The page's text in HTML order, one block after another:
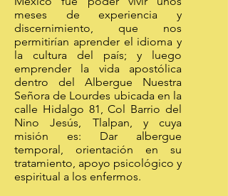
meses de experiencia y
discernimiento, que nos
permitirían aprender el idioma y
la cultura del país; y luego
emprender la vida apostólica
dentro del Albergue Nuestra
Señora de Lourdes ubicada en la
calle Hidalgo 81, Col Barrio del
Nino Jesús, Tlalpan, y cuya
misión es: Dar albergue
temporal, orientación en su
tratamiento, apoyo psicológico y
espiritual a los enfermos.